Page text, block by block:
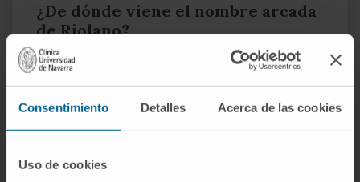
Consentimiento Detalles Acerca de las cookies
Uso de cookies
¿De dónde viene el nombre arcada
de Riolano?
De Jean Riolan el Joven (1577-1657),
anatomista francés que ejerció como
catedrático en París y médico de la reina
María de Médicis. Su obraAnthropographia
la anatomía abdominal. La palabra